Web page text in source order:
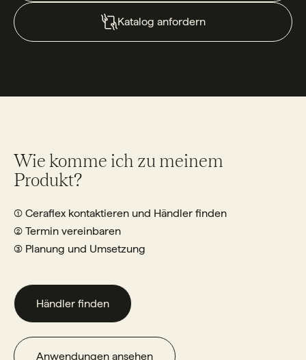
Katalog anfordern
Wie komme ich zu meinem
Produkt?
① Ceraflex kontaktieren und Händler finden
② Termin vereinbaren
③ Planung und Umsetzung
Händler finden
Anwendungen ansehen